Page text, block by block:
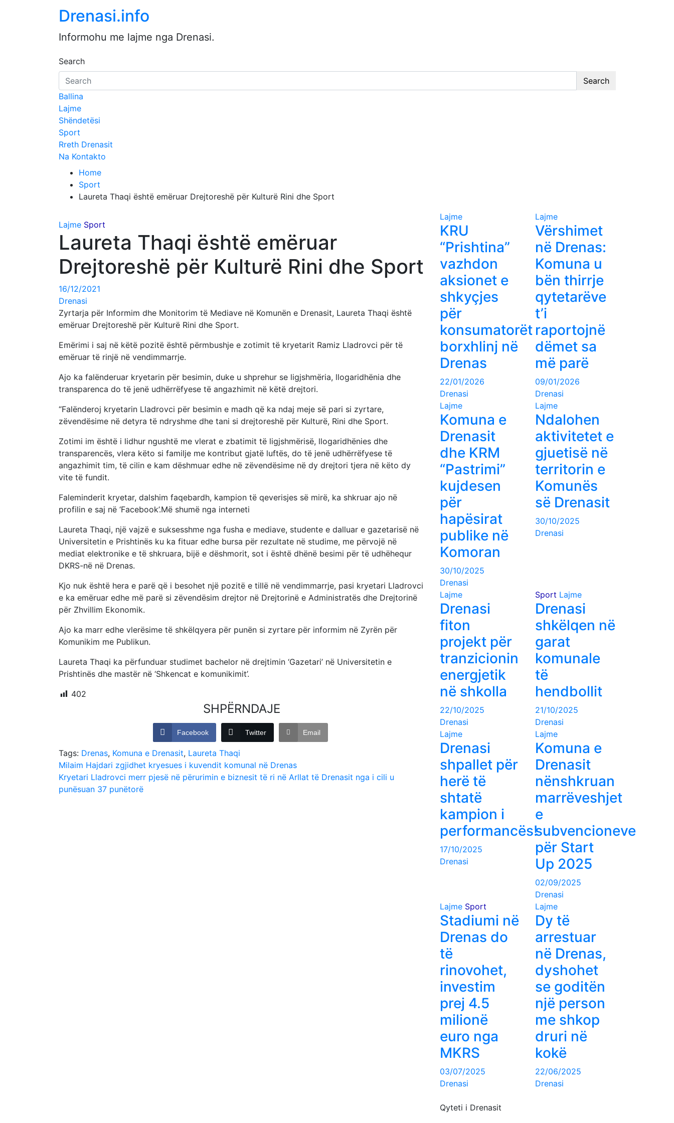
Drenasi.info
Informohu me lajme nga Drenasi.
Search
Search
Ballina
Lajme
Shëndetësi
Sport
Rreth Drenasit
Na Kontakto
Home
Sport
Laureta Thaqi është emëruar Drejtoreshë për Kulturë Rini dhe Sport
Lajme Sport
Laureta Thaqi është emëruar
Drejtoreshë për Kulturë Rini dhe Sport
16/12/2021
Drenasi
Zyrtarja për Informim dhe Monitorim të Mediave në Komunën e Drenasit, Laureta Thaqi është
emëruar Drejtoreshë për Kulturë Rini dhe Sport.
Emërimi i saj në këtë pozitë është përmbushje e zotimit të kryetarit Ramiz Lladrovci për të
emëruar të rinjë në vendimmarrje.
Ajo ka falënderuar kryetarin për besimin, duke u shprehur se ligjshmëria, llogaridhënia dhe
transparenca do të jenë udhërrëfyese të angazhimit në këtë drejtori.
“Falënderoj kryetarin Lladrovci për besimin e madh që ka ndaj meje së pari si zyrtare,
zëvendësime në detyra të ndryshme dhe tani si drejtoreshë për Kulturë, Rini dhe Sport.
Zotimi im është i lidhur ngushtë me vlerat e zbatimit të ligjshmërisë, llogaridhënies dhe
transparencës, vlera këto si familje me kontribut gjatë luftës, do të jenë udhërrëfyese të
angazhimit tim, të cilin e kam dëshmuar edhe në zëvendësime në dy drejtori tjera në këto dy
vite të fundit.
Faleminderit kryetar, dalshim faqebardh, kampion të qeverisjes së mirë, ka shkruar ajo në
profilin e saj në ‘Facebook’.Më shumë nga interneti
Laureta Thaqi, një vajzë e suksesshme nga fusha e mediave, studente e dalluar e gazetarisë në
Universitetin e Prishtinës ku ka fituar edhe bursa për rezultate në studime, me përvojë në
mediat elektronike e të shkruara, bijë e dëshmorit, sot i është dhënë besimi për të udhëhequr
DKRS-në në Drenas.
Kjo nuk është hera e parë që i besohet një pozitë e tillë në vendimmarrje, pasi kryetari Lladrovci
e ka emëruar edhe më parë si zëvendësim drejtor në Drejtorinë e Administratës dhe Drejtorinë
për Zhvillim Ekonomik.
Ajo ka marr edhe vlerësime të shkëlqyera për punën si zyrtare për informim në Zyrën për
Komunikim me Publikun.
Laureta Thaqi ka përfunduar studimet bachelor në drejtimin ‘Gazetari’ në Universitetin e
Prishtinës dhe mastër në ‘Shkencat e komunikimit’.
402
SHPËRNDAJE
Facebook Twitter Email
Tags: Drenas, Komuna e Drenasit, Laureta Thaqi
Post
navigation
Milaim Hajdari zgjidhet kryesues i kuvendit komunal në Drenas
Kryetari Lladrovci merr pjesë në përurimin e biznesit të ri në Arllat të Drenasit nga i cili u
punësuan 37 punëtorë
Lajme
KRU
“Prishtina”
vazhdon
aksionet e
shkyçjes
për
konsumatorët
borxhlinj në
Drenas
22/01/2026
Drenasi
Lajme
Vërshimet
në Drenas:
Komuna u
bën thirrje
qytetarëve
t’i
raportojnë
dëmet sa
më parë
09/01/2026
Drenasi
Lajme
Komuna e
Drenasit
dhe KRM
“Pastrimi”
kujdesen
për
hapësirat
publike në
Komoran
30/10/2025
Drenasi
Lajme
Ndalohen
aktivitetet e
gjuetisë në
territorin e
Komunës
së Drenasit
30/10/2025
Drenasi
Lajme
Drenasi
fiton
projekt për
tranzicionin
energjetik
në shkolla
22/10/2025
Drenasi
Sport Lajme
Drenasi
shkëlqen në
garat
komunale
të
hendbollit
21/10/2025
Drenasi
Lajme
Drenasi
shpallet për
herë të
shtatë
kampion i
performancës!
17/10/2025
Drenasi
Lajme
Komuna e
Drenasit
nënshkruan
marrëveshjet
e
subvencioneve
për Start
Up 2025
02/09/2025
Drenasi
Lajme Sport
Stadiumi në
Drenas do
të
rinovohet,
investim
prej 4.5
milionë
euro nga
MKRS
03/07/2025
Drenasi
Lajme
Dy të
arrestuar
në Drenas,
dyshohet
se goditën
një person
me shkop
druri në
kokë
22/06/2025
Drenasi
Qyteti i Drenasit